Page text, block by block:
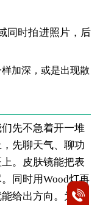
同时拍进照片，后
加深，或是出现散
先不急着开一堆
先聊天气、聊功
。皮肤镜能把表
同时用Wood灯再
给出方向。为了